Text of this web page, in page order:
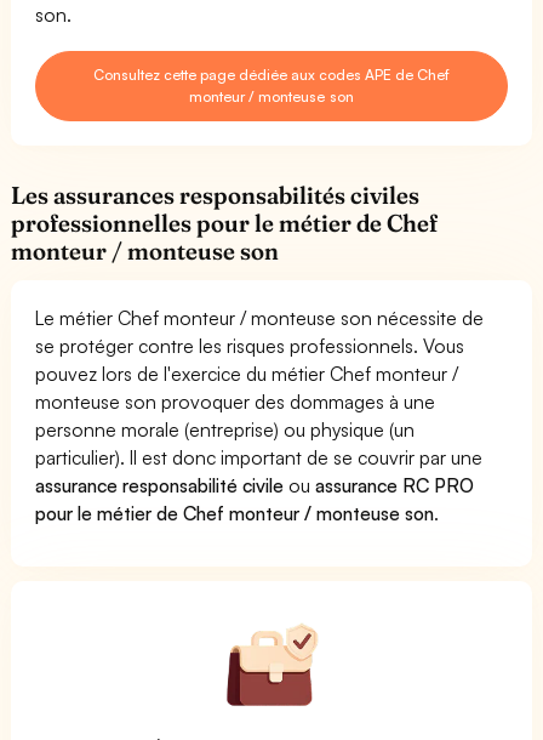
son.
Consultez cette page dédiée aux codes APE de Chef
monteur / monteuse son
Les assurances responsabilités civiles
professionnelles pour le métier de Chef
monteur / monteuse son
Le métier Chef monteur / monteuse son nécessite de
se protéger contre les risques professionnels. Vous
pouvez lors de l'exercice du métier Chef monteur /
monteuse son provoquer des dommages à une
personne morale (entreprise) ou physique (un
particulier). Il est donc important de se couvrir par une
assurance responsabilité civile ouassurance RC PRO
pour le métier de Chef monteur / monteuse son.